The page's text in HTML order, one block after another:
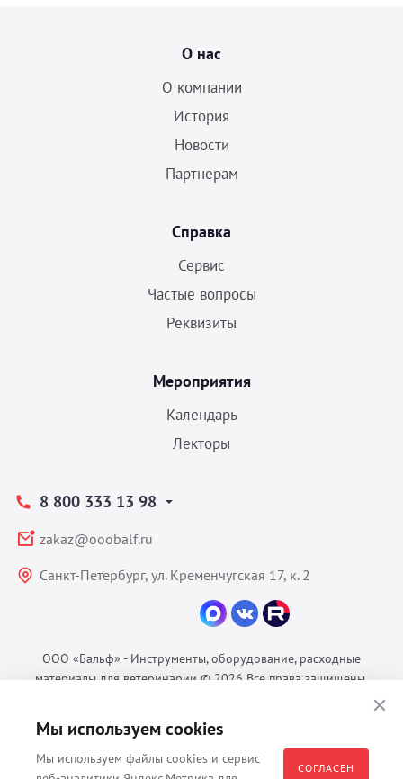
О нас
О компании
История
Новости
Партнерам
Справка
Сервис
Частые вопросы
Реквизиты
Мероприятия
Календарь
Лекторы
8 800 333 13 98
zakaz@ooobalf.ru
Санкт-Петербург, ул. Кременчугская 17, к. 2
ООО «Бальф» - Инструменты, оборудование, расходные
материалы для ветеринарии © 2026 Все права защищены.
Согласие на обработку ПДн
Пользовательское соглашение
Мы используем cookies
Мы используем файлы cookies и сервис
СОГЛАСЕН